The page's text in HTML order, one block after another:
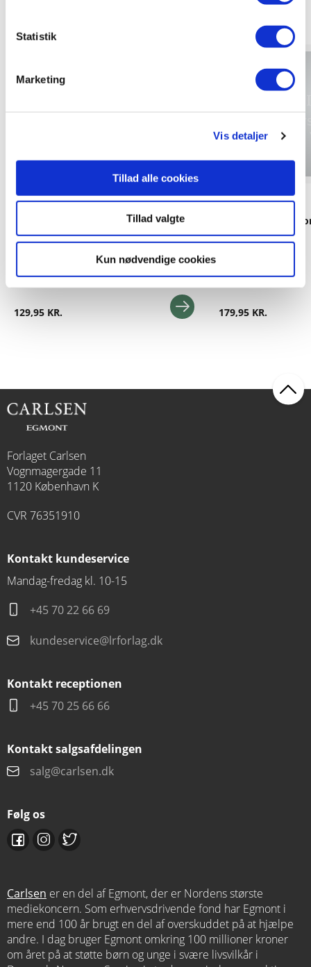
Statistik
Marketing
Vis detaljer
Tillad alle cookies
Tillad valgte
Kun nødvendige cookies
Papbog
Peter Kanin: Peters hvide jul
Beatrix Potter
129,95 KR.
Hardcover
Peter Kanin -
Beatrix Potter
179,95 KR.
Forlaget Carlsen
Vognmagergade 11
1120 København K
CVR 76351910
Kontakt kundeservice
Mandag-fredag kl. 10-15
+45 70 22 66 69
kundeservice@lrforlag.dk
Kontakt receptionen
+45 70 25 66 66
Kontakt salgsafdelingen
salg@carlsen.dk
Følg os
Carlsen er en del af Egmont, der er Nordens største
mediekoncern. Som erhvervsdrivende fond har Egmont i
mere end 100 år brugt en del af overskuddet på at hjælpe
andre. I dag bruger Egmont omkring 100 millioner kroner
om året på at støtte børn og unge i svære livsvilkår i